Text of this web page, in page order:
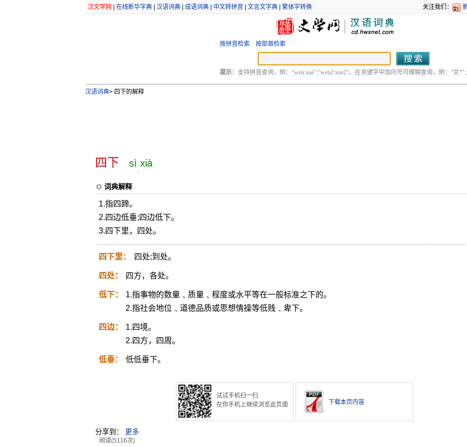
汉文学网 在线新华字典| 汉语词典| 成语词典| 中文转拼音| 文言文字典| 繁体字转换 关注我们：
按拼音检索 按部首检索
提示： 支持拼音查询，例：“wen xue”;“wen2 xue2”。在关键字中加问号可模糊查询，例：“文?”
汉语词典>四下的解释
四下 sì xià
词典解释
1.指四蹄。
2.四边低垂;四边低下。
3.四下里，四处。
四下里： 四处;到处。
四处： 四方，各处。
低下：
1.指事物的数量﹑质量﹑程度或水平等在一般标准之下的。
2.指社会地位﹑道德品质或思想情操等低贱﹑卑下。
四边：
1.四境。
2.四方，四周。
低垂： 低低垂下。
试试手机扫一扫
在你手机上继续浏览此页面
下载本页内容
分享到： 更多
阅读(5116次)